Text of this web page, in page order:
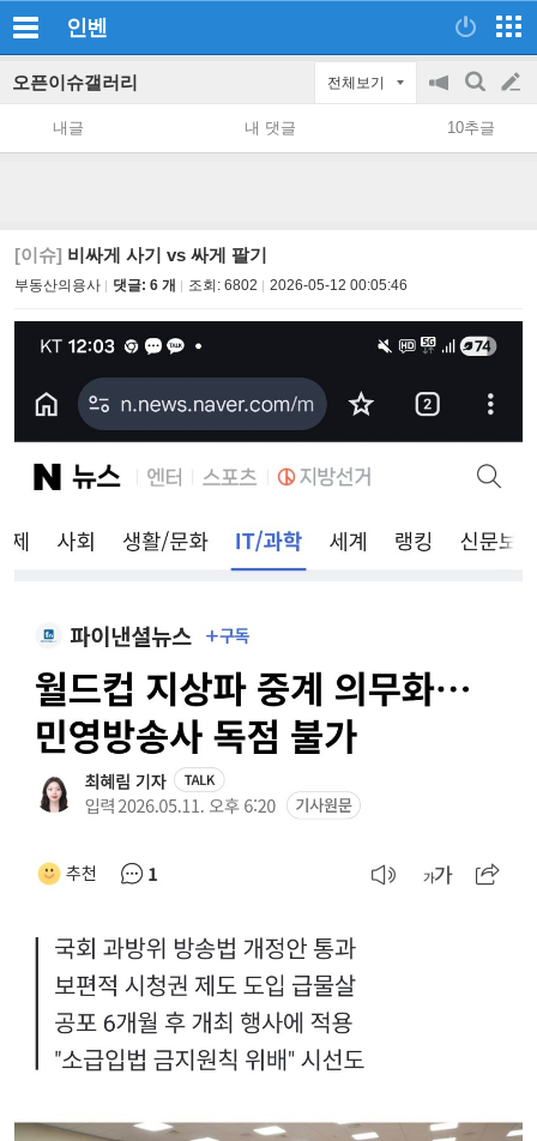
인벤
오픈이슈갤러리 전체보기
공
지
on/off
검
색
글
쓰
내글 내 댓글 10추글
[이슈] 비싸게 사기 vs 싸게 팔기
부동산의용사 댓글: 6 개 조회: 6802 2026-05-12 00:05:46